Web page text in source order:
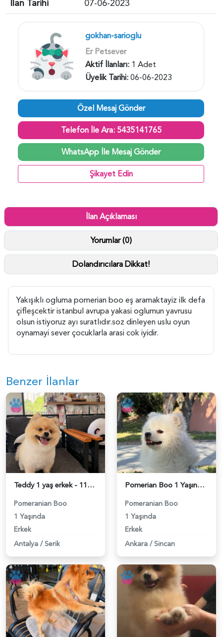
İlan Tarihi
07-06-2023
gokhan-sarioglu
Er Petsever
Aktif İlanları: 1 Adet
Üyelik Tarihi:06-06-2023
Özel Mesaj Gönder
Telefon İle Ara: 5435141765
WhatsApp İle Mesaj Gönder
Şikayet Edin
İlan Açıklaması
Yorumlar (0)
Dolandırıcılara Dikkat!
Yakışıklı ogluma pomerian boo eş aramaktayiz ilk defa
çifleşcektir istanbul avrupa yakasi oglumun yavrusu
olsun istiyoruz ayı suratlıdır.soz dinleyen uslu oyun
oynamayi sever çocuklarla arasi cok iyidir.
Benzer İlanlar
Teddy 1 yaş erkek - 118984673
Pomeranian Boo
1 Yaşında
Erkek
Antalya / Serik
Pomerian Boo 1 Yaşında Eş Arıyor - 118984665
Pomeranian Boo
1 Yaşında
Erkek
Ankara / Sincan